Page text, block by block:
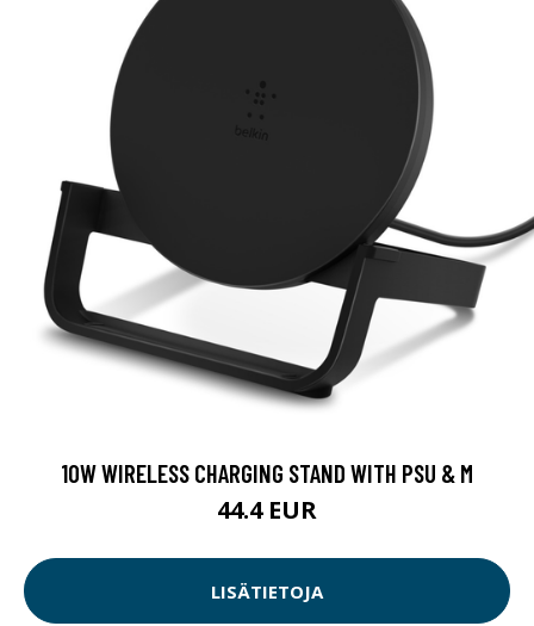
10W WIRELESS CHARGING STAND WITH PSU & M
44.4 EUR
LISÄTIETOJA